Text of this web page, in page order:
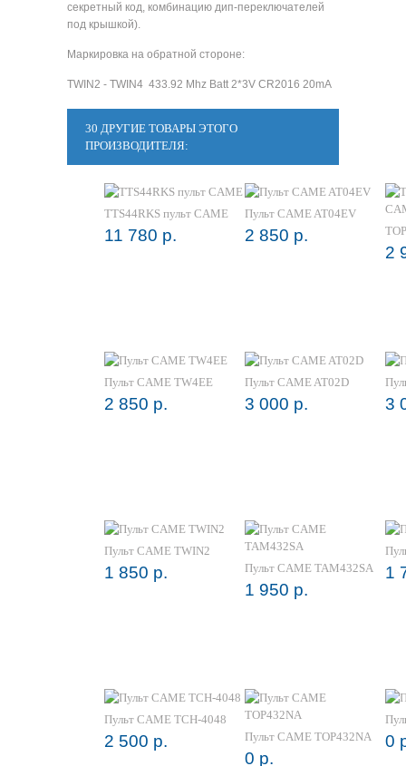
секретный код, комбинацию дип-переключателей
под крышкой).
Маркировка на обратной стороне:
TWIN2 - TWIN4 433.92 Mhz Batt 2*3V CR2016 20mA
30 ДРУГИЕ ТОВАРЫ ЭТОГО
ПРОИЗВОДИТЕЛЯ:
TTS44RKS пульт CAME
11 780 р.
Пульт CAME AT04EV
2 850 р.
2
Пульт CAME TW4EE
2 850 р.
Пульт CAME AT02D
3 000 р. 3
Пульт CAME TWIN2
1 850 р. Пульт CAME TAM432SA
1 950 р.
1
Пульт CAME TCH-4048
2 500 р. Пульт CAME TOP432NA
0 р.
0